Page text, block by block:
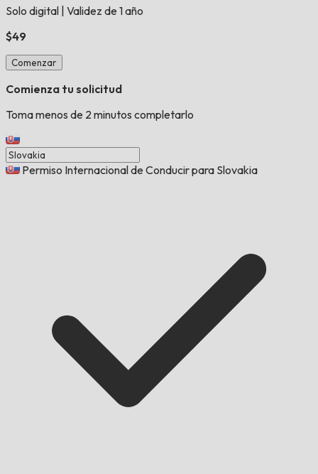
Solo digital Validez de 1 año
$49
Comenzar
Comienza tu solicitud
Toma menos de 2 minutos completarlo
Permiso Internacional de Conducir para Slovakia